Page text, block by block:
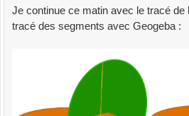
Je continue ce matin avec le tracé de
tracé des segments avec Geogeba :